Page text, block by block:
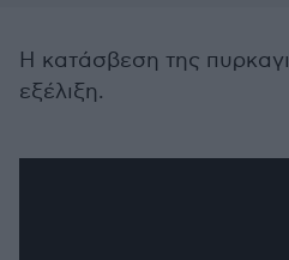
Η κατάσβεση της
εξέλιξη.